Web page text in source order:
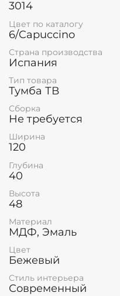
3014
Цвет по каталогу
6/Capuccino
Страна производства
Испания
Тип товара
Тумба ТВ
Сборка
Не требуется
Ширина
120
Глубина
40
Высота
48
Материал
МДФ, Эмаль
Цвет
Бежевый
Стиль интерьера
Современный